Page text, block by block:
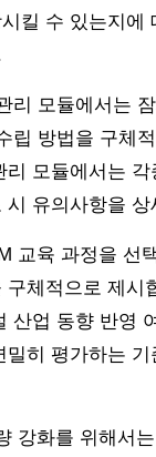
킬 수 있는지에
리 모듈에서는
립 방법을 구체
리 모듈에서는
시 유의사항을
교육 과정을 선
구체적으로 제시
산업 동향 반영
밀히 평가하는 기
강화를 위해서